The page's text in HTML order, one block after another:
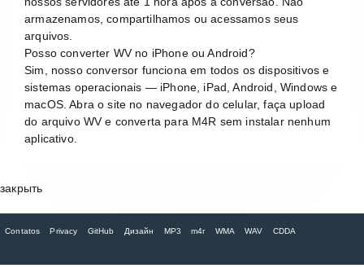
armazenamos, compartilhamos ou acessamos seus
arquivos.
Posso converter WV no iPhone ou Android?
Sim, nosso conversor funciona em todos os dispositivos e
sistemas operacionais — iPhone, iPad, Android, Windows e
macOS. Abra o site no navegador do celular, faça upload
do arquivo WV e converta para M4R sem instalar nenhum
aplicativo.
закрыть
Contatos Privacy GitHub Дизайн MP3 m4r WMA WAV CDDA